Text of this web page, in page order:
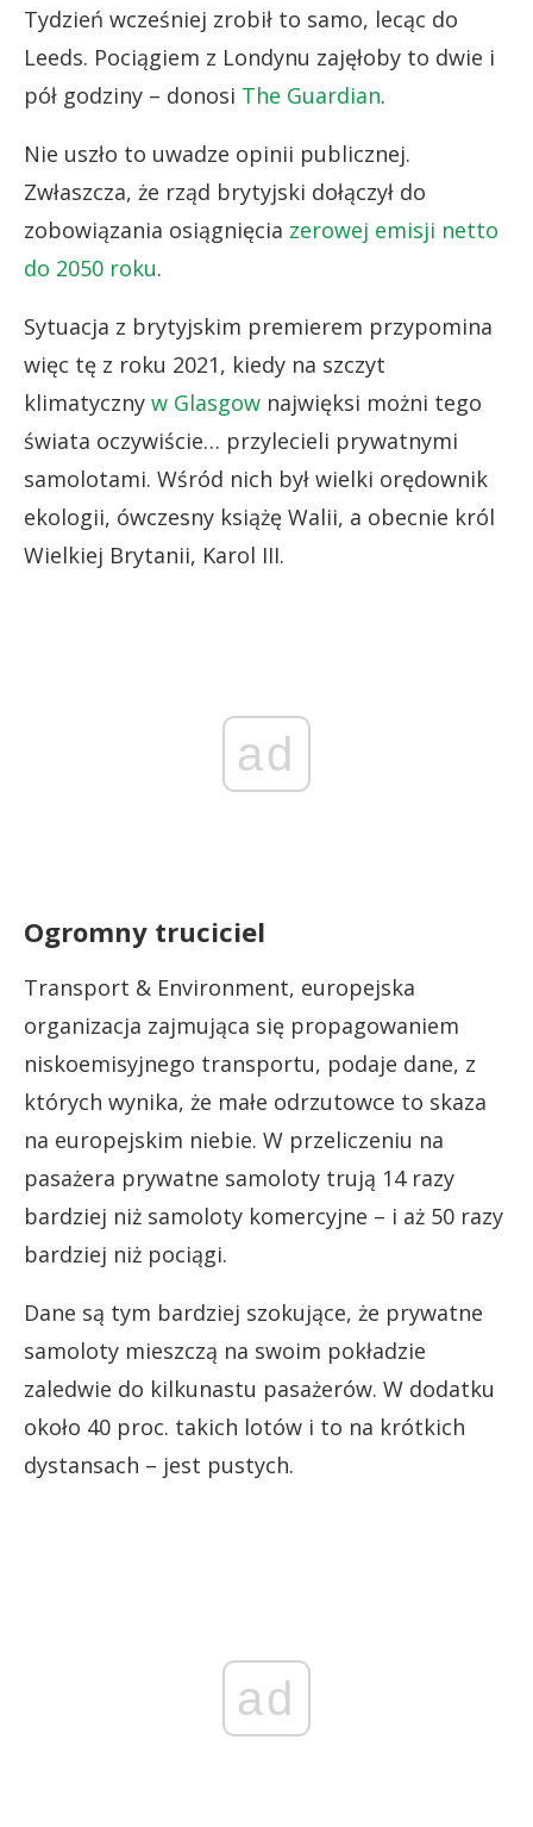
Tydzień wcześniej zrobił to samo, lecąc do
Leeds. Pociągiem z Londynu zajęłoby to dwie i
pół godziny – donosi The Guardian.
Nie uszło to uwadze opinii publicznej.
Zwłaszcza, że rząd brytyjski dołączył do
zobowiązania osiągnięcia zerowej emisji netto
do 2050 roku.
Sytuacja z brytyjskim premierem przypomina
więc tę z roku 2021, kiedy na szczyt
klimatyczny w Glasgow najwięksi możni tego
świata oczywiście… przylecieli prywatnymi
samolotami. Wśród nich był wielki orędownik
ekologii, ówczesny książę Walii, a obecnie król
Wielkiej Brytanii, Karol III.
ad
Ogromny truciciel
Transport & Environment, europejska
organizacja zajmująca się propagowaniem
niskoemisyjnego transportu, podaje dane, z
których wynika, że małe odrzutowce to skaza
na europejskim niebie. W przeliczeniu na
pasażera prywatne samoloty trują 14 razy
bardziej niż samoloty komercyjne – i aż 50 razy
bardziej niż pociągi.
Dane są tym bardziej szokujące, że prywatne
samoloty mieszczą na swoim pokładzie
zaledwie do kilkunastu pasażerów. W dodatku
około 40 proc. takich lotów i to na krótkich
dystansach – jest pustych.
ad